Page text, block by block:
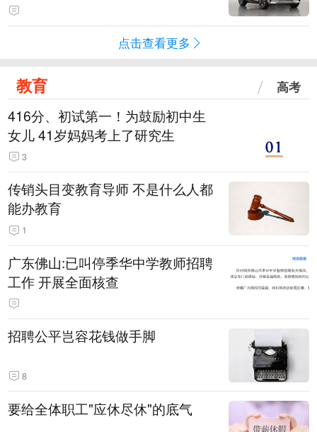
点击查看更多
教育 高考
416分、初试第一！为鼓励初中生
女儿 41岁妈妈考上了研究生
3
传销头目变教育导师 不是什么人都
能办教育
1
广东佛山:已叫停季华中学教师招聘
工作 开展全面核查
招聘公平岂容花钱做手脚
8
要给全体职工"应休尽休"的底气